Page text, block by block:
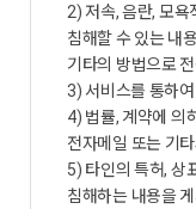
2) 저속, 음란, 모
침해할 수 있는 내
기타의 방법으로
3) 서비스를 통하
4) 법률, 계약에 의
전자메일 또는 기
5) 타인의 특허, 상
침해하는 내용을